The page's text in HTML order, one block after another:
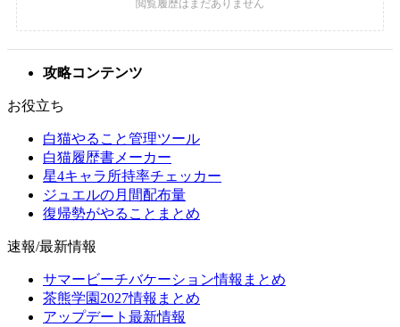
攻略コンテンツ
お役立ち
白猫やること管理ツール
白猫履歴書メーカー
星4キャラ所持率チェッカー
ジュエルの月間配布量
復帰勢がやることまとめ
速報/最新情報
サマービーチバケーション情報まとめ
茶熊学園2027情報まとめ
アップデート最新情報